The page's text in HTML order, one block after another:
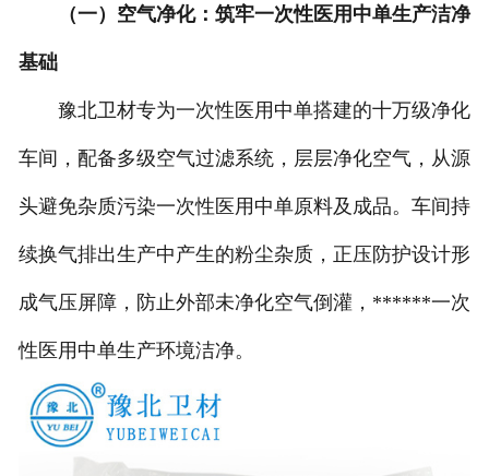
（一）空气净化：筑牢一次性医用中单生产洁净
基础
豫北卫材专为一次性医用中单搭建的十万级净化
车间，配备多级空气过滤系统，层层净化空气，从源
头避免杂质污染一次性医用中单原料及成品。车间持
续换气排出生产中产生的粉尘杂质，正压防护设计形
成气压屏障，防止外部未净化空气倒灌，******一次
性医用中单生产环境洁净。